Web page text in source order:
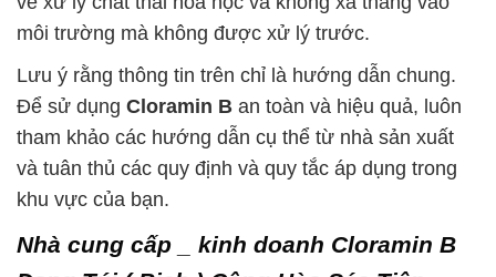
môi trường mà không được xử lý trước.
Lưu ý rằng thông tin trên chỉ là hướng dẫn chung.
Để sử dụng Cloramin B an toàn và hiệu quả, luôn
tham khảo các hướng dẫn cụ thể từ nhà sản xuất
và tuân thủ các quy định và quy tắc áp dụng trong
khu vực của bạn.
Nhà cung cấp _ kinh doanh Cloramin B